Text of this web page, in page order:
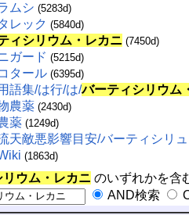
ムシ (5283d)
レック (5840d)
ィシリウム・レカニ (7450d)
ガード (5215d)
タール (6395d)
語集/は行/は/バーティシリウム
農薬 (2430d)
薬 (1249d)
天敵悪影響目安/バーティシリ
(1863d)
ウム・レカニ のいずれかを含
AND検索